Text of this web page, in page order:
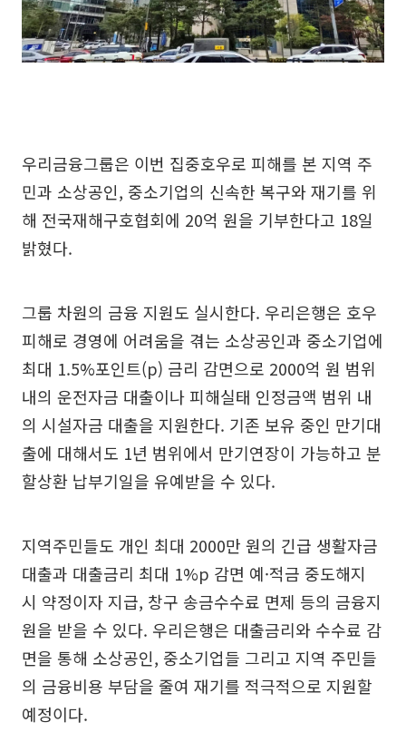
우리금융그룹은 이번 집중호우로 피해를 본 지역 주
민과 소상공인, 중소기업의 신속한 복구와 재기를 위
해 전국재해구호협회에 20억 원을 기부한다고 18일
밝혔다.
그룹 차원의 금융 지원도 실시한다. 우리은행은 호우
피해로 경영에 어려움을 겪는 소상공인과 중소기업에
최대 1.5%포인트(p) 금리 감면으로 2000억 원 범위
내의 운전자금 대출이나 피해실태 인정금액 범위 내
의 시설자금 대출을 지원한다. 기존 보유 중인 만기대
출에 대해서도 1년 범위에서 만기연장이 가능하고 분
할상환 납부기일을 유예받을 수 있다.
지역주민들도 개인 최대 2000만 원의 긴급 생활자금
대출과 대출금리 최대 1%p 감면 예·적금 중도해지
시 약정이자 지급, 창구 송금수수료 면제 등의 금융지
원을 받을 수 있다. 우리은행은 대출금리와 수수료 감
면을 통해 소상공인, 중소기업들 그리고 지역 주민들
의 금융비용 부담을 줄여 재기를 적극적으로 지원할
예정이다.